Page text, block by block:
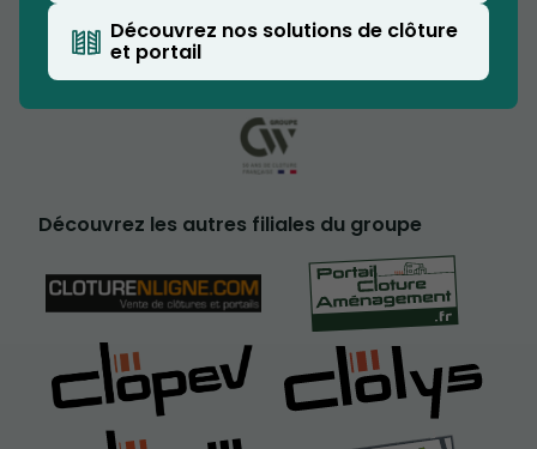
extérieur vous permettra de découvrir nos
produits.
Clopev est affilié au Groupe CW
Découvrez les autres filiales du groupe
Découvrez nos solutions de clôture
et portail